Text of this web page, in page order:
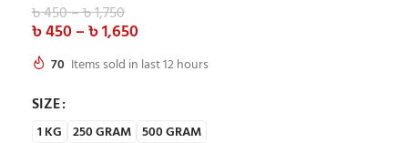
৳450–৳1,750
৳450–৳1,650
70 Items sold in last 12 hours
SIZE
1 KG 250 GRAM 500 GRAM